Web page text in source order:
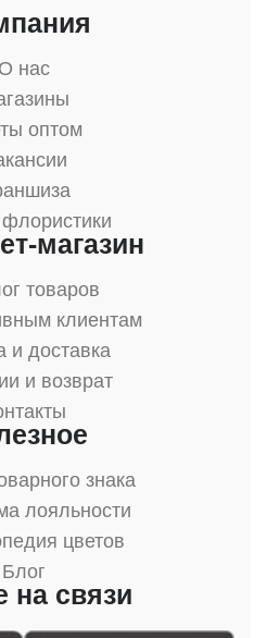
О нас
оптом
магазин
товаров
клиентам
и доставка
и возврат
знака
лояльности
цветов
Блог
на связи